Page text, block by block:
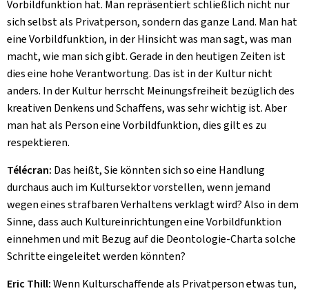
Vorbildfunktion hat. Man repräsentiert schließlich nicht nur
sich selbst als Privatperson, sondern das ganze Land. Man hat
eine Vorbildfunktion, in der Hinsicht was man sagt, was man
macht, wie man sich gibt. Gerade in den heutigen Zeiten ist
dies eine hohe Verantwortung. Das ist in der Kultur nicht
anders. In der Kultur herrscht Meinungsfreiheit bezüglich des
kreativen Denkens und Schaffens, was sehr wichtig ist. Aber
man hat als Person eine Vorbildfunktion, dies gilt es zu
respektieren.
Télécran: Das heißt, Sie könnten sich so eine Handlung
durchaus auch im Kultursektor vorstellen, wenn jemand
wegen eines strafbaren Verhaltens verklagt wird? Also in dem
Sinne, dass auch Kultureinrichtungen eine Vorbildfunktion
einnehmen und mit Bezug auf die Deontologie-Charta solche
Schritte eingeleitet werden könnten?
Eric Thill:Wenn Kulturschaffende als Privatperson etwas tun,